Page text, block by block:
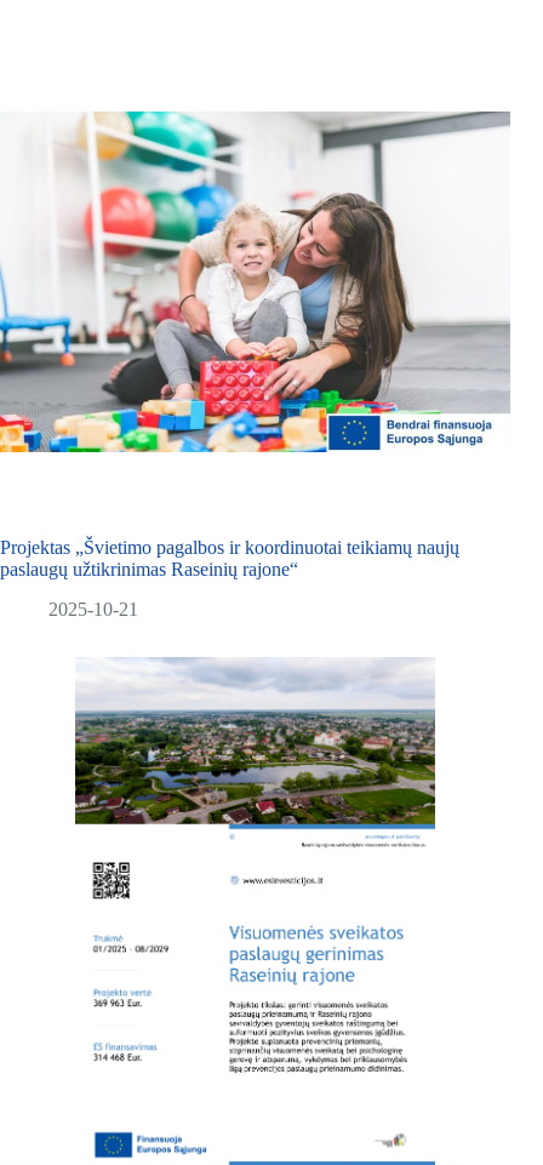
Projektas „Švietimo pagalbos ir koordinuotai teikiamų naujų
paslaugų užtikrinimas Raseinių rajone“
2025-10-21